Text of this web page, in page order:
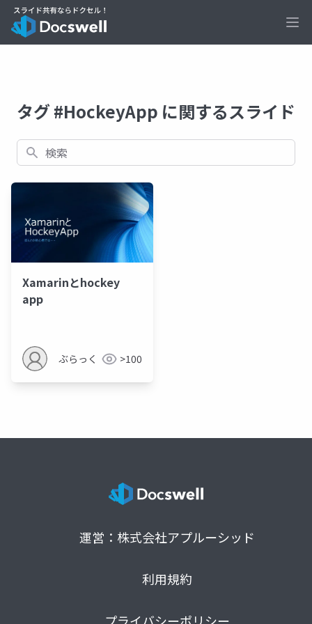
タグ #HockeyApp に関するスライド
検索
Xamarinとhockey
app
ぶらっく >100
運営：株式会社アプルーシッド
利用規約